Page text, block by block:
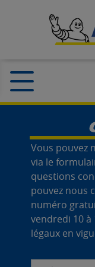
Vous pouvez
via le
questions
pouvez nous
numéro
vendredi 10 à
légaux en